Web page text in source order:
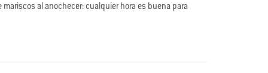
al anochecer: cualquier hora es buena para